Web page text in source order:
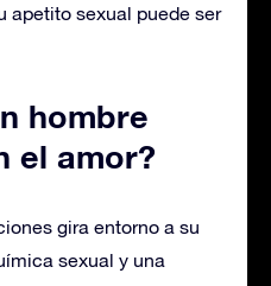
apetito sexual puede ser
hombre
el amor?
gira entorno a su
sexual y una